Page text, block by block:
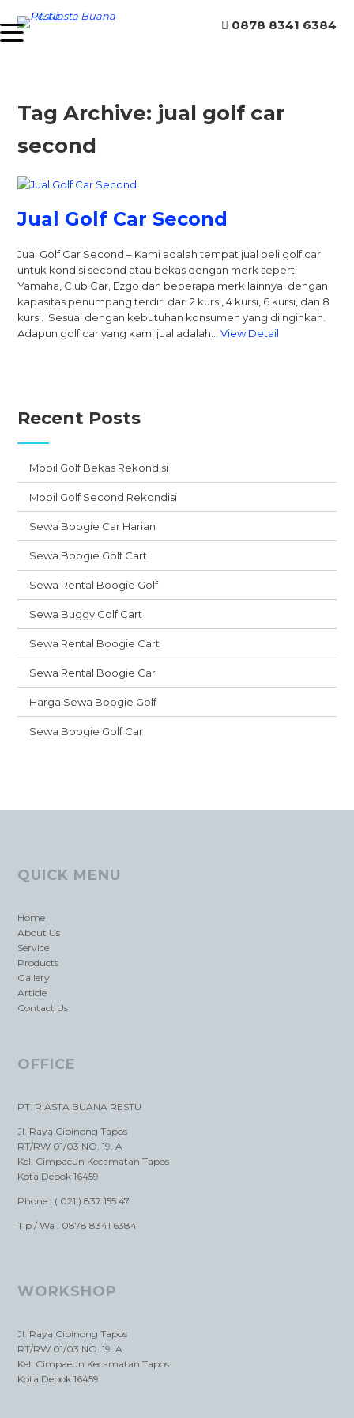
0878 8341 6384
Tag Archive: jual golf car
second
Jual Golf Car Second
Jual Golf Car Second – Kami adalah tempat jual beli golf car
untuk kondisi second atau bekas dengan merk seperti
Yamaha, Club Car, Ezgo dan beberapa merk lainnya. dengan
kapasitas penumpang terdiri dari 2 kursi, 4 kursi, 6 kursi, dan 8
kursi. Sesuai dengan kebutuhan konsumen yang diinginkan.
Adapun golf car yang kami jual adalah…View Detail
Recent Posts
Mobil Golf Bekas Rekondisi
Mobil Golf Second Rekondisi
Sewa Boogie Car Harian
Sewa Boogie Golf Cart
Sewa Rental Boogie Golf
Sewa Buggy Golf Cart
Sewa Rental Boogie Cart
Sewa Rental Boogie Car
Harga Sewa Boogie Golf
Sewa Boogie Golf Car
QUICK MENU
Home
About Us
Service
Products
Gallery
Article
Contact Us
OFFICE
PT. RIASTA BUANA RESTU
Jl. Raya Cibinong Tapos
RT/RW 01/03 NO. 19. A
Kel. Cimpaeun Kecamatan Tapos
Kota Depok 16459
Phone : ( 021 ) 837 155 47
Tlp / Wa : 0878 8341 6384
WORKSHOP
Jl. Raya Cibinong Tapos
RT/RW 01/03 NO. 19. A
Kel. Cimpaeun Kecamatan Tapos
Kota Depok 16459